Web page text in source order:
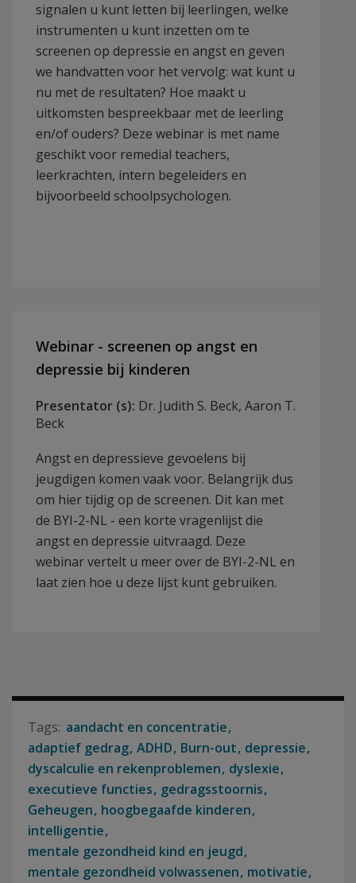
signalen u kunt letten bij leerlingen, welke
instrumenten u kunt inzetten om te
screenen op depressie en angst en geven
we handvatten voor het vervolg: wat kunt u
nu met de resultaten? Hoe maakt u
uitkomsten bespreekbaar met de leerling
en/of ouders? Deze webinar is met name
geschikt voor remedial teachers,
leerkrachten, intern begeleiders en
bijvoorbeeld schoolpsychologen.
Webinar - screenen op angst en
depressie bij kinderen
Presentator (s): Dr. Judith S. Beck, Aaron T.
Beck
Angst en depressieve gevoelens bij
jeugdigen komen vaak voor. Belangrijk dus
om hier tijdig op de screenen. Dit kan met
de BYI-2-NL - een korte vragenlijst die
angst en depressie uitvraagd. Deze
webinar vertelt u meer over de BYI-2-NL en
laat zien hoe u deze lijst kunt gebruiken.
aandacht en concentratie
adaptief gedrag ADHD Burn-out depressie
dyscalculie en rekenproblemen dyslexie
executieve functies gedragsstoornis
Geheugen hoogbegaafde kinderen
intelligentie
mentale gezondheid kind en jeugd
mentale gezondheid volwassenen motivatie